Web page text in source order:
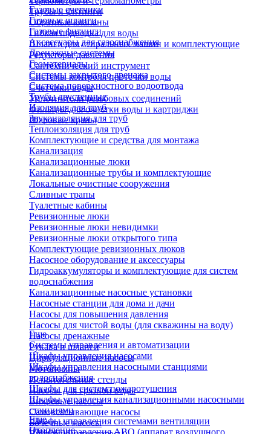
Трубы и фитинги
Обратные клапаны
Гибкая подводка для воды
Шланги для стиральных машин и комплектующие
Редукторы давления
Сантехнический инструмент
Системы контроля протечки воды
Счетчики воды
Уплотнители резьбовых соединений
Фильтры для очистки воды и картриджи
Шаровые краны
Газовые счетчики
Газовые шланги
Газовые фитинги
Аксессуары для газоснабжения
Дренажные системы
Геоматериалы
Системы закрытого дренажа
Система поверхностного водоотвода
Трубы двустенные
Изоляция для труб
Звукоизоляция для труб
Теплоизоляция для труб
Комплектующие и средства для монтажа
Канализация
Канализационные люки
Канализационные трубы и комплектующие
Локальные очистные сооружения
Сливные трапы
Туалетные кабины
Ревизионные люки
Ревизионные люки невидимки
Ревизионные люки открытого типа
Комплектующие ревизионных люков
Насосное оборудование и аксессуары
Гидроаккумуляторы и комплектующие для систем
водоснабжения
Канализационные насосные установки
Насосные станции для дома и дачи
Насосы для повышения давления
Насосы для чистой воды (для скважины на воду)
Насосы дренажные
Рукава и шланги
Циркуляционные насосы
Мотопомпы
Испытательные стенды
Насосы для грязной воды
Вихревые насосы
Самовсасывающие насосы
Бочечные насосы
Еще
Системы управления и автоматизации
Шкафы управления насосами
Шкафы управления насосными станциями
водоснабжения
Шкафы для систем пожаротушения
Шкафы управления канализационными насосными
станциями
Шкафы управления системами вентиляции
Шкафы управления АВО (аппарат воздушного
Еще
Отопление